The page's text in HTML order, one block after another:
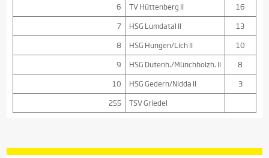
6
TV Hüttenberg II
16
7
HSG Lumdatal II
13
8
HSG Hungen/Lich II
10
9
HSG Dutenh./Münchholzh. II
8
10
HSG Gedern/Nidda II
3
255
TSV Griedel